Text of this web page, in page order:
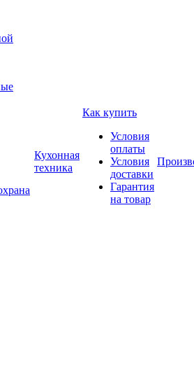
Кухонная
техника
Как купить
Условия
оплаты
Условия
доставки
Гарантия
на товар